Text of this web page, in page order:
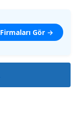
Firmaları Gör →